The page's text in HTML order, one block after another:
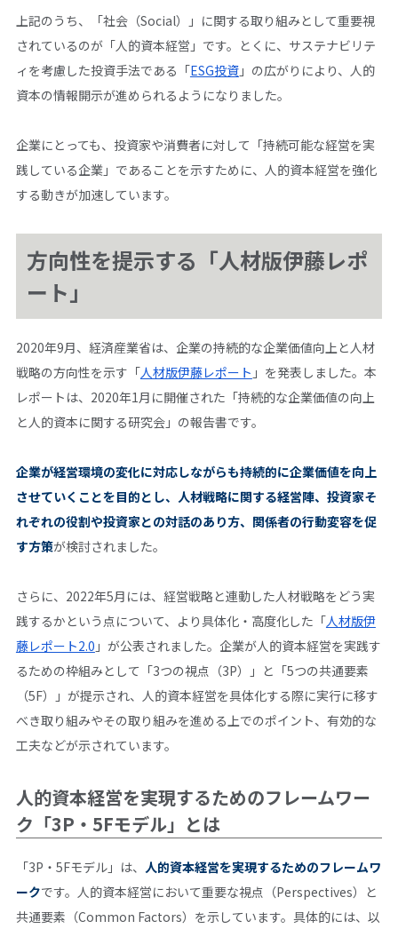
上記のうち、「社会（Social）」に関する取り組みとして重要視
されているのが「人的資本経営」です。とくに、サステナビリテ
ィを考慮した投資手法である「ESG投資」の広がりにより、人的
資本の情報開示が進められるようになりました。
企業にとっても、投資家や消費者に対して「持続可能な経営を実
践している企業」であることを示すために、人的資本経営を強化
する動きが加速しています。
方向性を提示する「人材版伊藤レポ
ート」
2020年9月、経済産業省は、企業の持続的な企業価値向上と人材
戦略の方向性を示す「人材版伊藤レポート 」を発表しました。本
レポートは、2020年1月に開催された「持続的な企業価値の向上
と人的資本に関する研究会」の報告書です。
企業が経営環境の変化に対応しながらも持続的に企業価値を向上
させていくことを目的とし、人材戦略に関する経営陣、投資家そ
れぞれの役割や投資家との対話のあり方、関係者の行動変容を促
す方策が検討されました。
さらに、2022年5月には、経営戦略と連動した人材戦略をどう実
践するかという点について、より具体化・高度化した「人材版伊
藤レポート2.0 」が公表されました。企業が人的資本経営を実践す
るための枠組みとして「3つの視点（3P）」と「5つの共通要素
（5F）」が提示され、人的資本経営を具体化する際に実行に移す
べき取り組みやその取り組みを進める上でのポイント、有効的な
工夫などが示されています。
人的資本経営を実現するためのフレームワー
ク「3P・5Fモデル」とは
「3P・5Fモデル」は、 人的資本経営を実現するためのフレームワ
ークです。人的資本経営において重要な視点（Perspectives）と
共通要素（Common Factors）を示しています。具体的には、以